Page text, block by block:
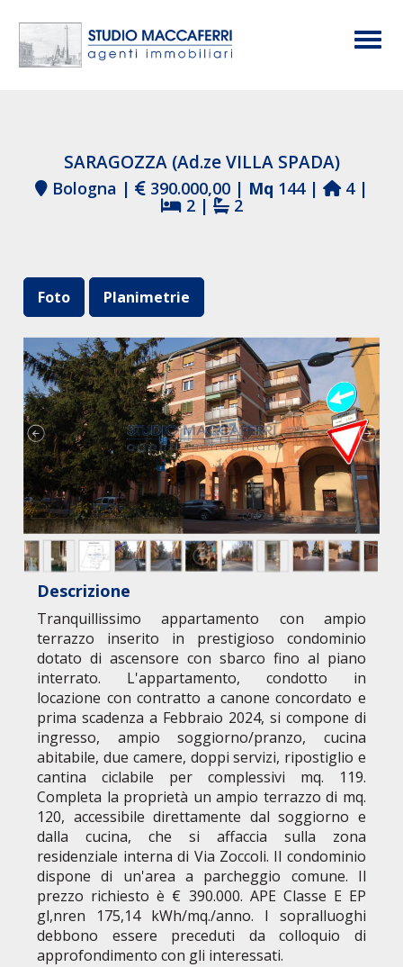
SARAGOZZA (Ad.ze VILLA SPADA)
Bologna | 390.000,00 | Mq 144 | 4 |
2 | 2
Foto Planimetrie
Descrizione
Tranquillissimo appartamento con ampio
terrazzo inserito in prestigioso condominio
dotato di ascensore con sbarco fino al piano
interrato. L'appartamento, condotto in
locazione con contratto a canone concordato e
prima scadenza a Febbraio 2024, si compone di
ingresso, ampio soggiorno/pranzo, cucina
abitabile, due camere, doppi servizi, ripostiglio e
cantina ciclabile per complessivi mq. 119.
Completa la proprietà un ampio terrazzo di mq.
120, accessibile direttamente dal soggiorno e
dalla cucina, che si affaccia sulla zona
residenziale interna di Via Zoccoli. Il condominio
dispone di un'area a parcheggio comune. Il
prezzo richiesto è € 390.000. APE Classe E EP
gl,nren 175,14 kWh/mq./anno. I sopralluoghi
debbono essere preceduti da colloquio di
approfondimento con gli interessati.